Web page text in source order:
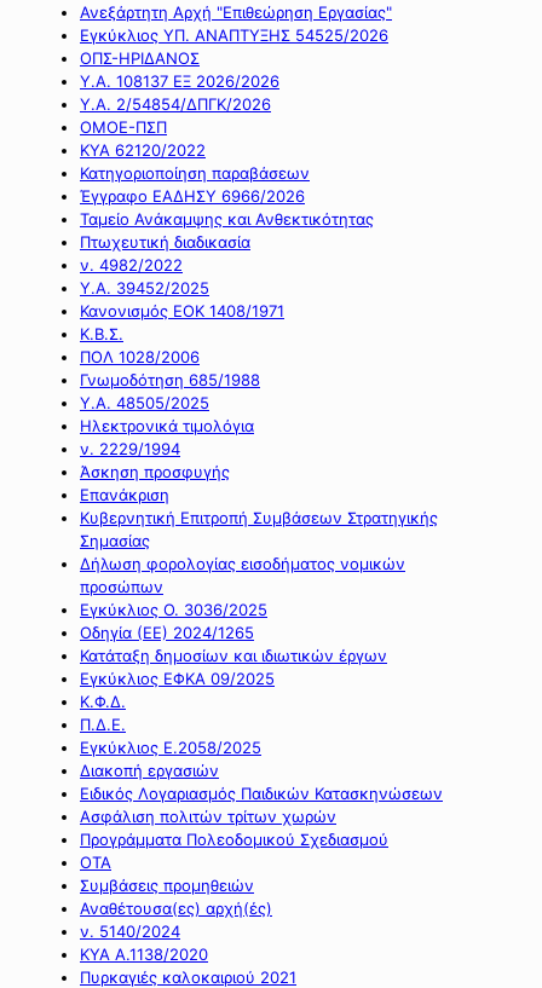
Ανεξάρτητη Αρχή "Επιθεώρηση Εργασίας"
Εγκύκλιος ΥΠ. ΑΝΑΠΤΥΞΗΣ 54525/2026
ΟΠΣ-ΗΡΙΔΑΝΟΣ
Υ.Α. 108137 ΕΞ 2026/2026
Υ.Α. 2/54854/ΔΠΓΚ/2026
ΟΜΟΕ-ΠΣΠ
ΚΥΑ 62120/2022
Κατηγοριοποίηση παραβάσεων
Έγγραφο ΕΑΔΗΣΥ 6966/2026
Ταμείο Ανάκαμψης και Ανθεκτικότητας
Πτωχευτική διαδικασία
ν. 4982/2022
Υ.Α. 39452/2025
Κανονισμός ΕΟΚ 1408/1971
Κ.Β.Σ.
ΠΟΛ 1028/2006
Γνωμοδότηση 685/1988
Υ.Α. 48505/2025
Ηλεκτρονικά τιμολόγια
ν. 2229/1994
Άσκηση προσφυγής
Επανάκριση
Κυβερνητική Επιτροπή Συμβάσεων Στρατηγικής
Σημασίας
Δήλωση φορολογίας εισοδήματος νομικών
προσώπων
Εγκύκλιος Ο. 3036/2025
Οδηγία (ΕΕ) 2024/1265
Κατάταξη δημοσίων και ιδιωτικών έργων
Εγκύκλιος ΕΦΚΑ 09/2025
Κ.Φ.Δ.
Π.Δ.Ε.
Εγκύκλιος Ε.2058/2025
Διακοπή εργασιών
Ειδικός Λογαριασμός Παιδικών Κατασκηνώσεων
Ασφάλιση πολιτών τρίτων χωρών
Προγράμματα Πολεοδομικού Σχεδιασμού
ΟΤΑ
Συμβάσεις προμηθειών
Αναθέτουσα(ες) αρχή(ές)
ν. 5140/2024
ΚΥΑ Α.1138/2020
Πυρκαγιές καλοκαιριού 2021